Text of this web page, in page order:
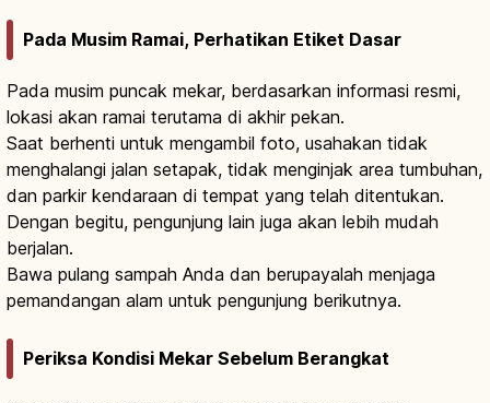
Pada Musim Ramai, Perhatikan Etiket Dasar
Pada musim puncak mekar, berdasarkan informasi resmi,
lokasi akan ramai terutama di akhir pekan.
Saat berhenti untuk mengambil foto, usahakan tidak
menghalangi jalan setapak, tidak menginjak area tumbuhan,
dan parkir kendaraan di tempat yang telah ditentukan.
Dengan begitu, pengunjung lain juga akan lebih mudah
berjalan.
Bawa pulang sampah Anda dan berupayalah menjaga
pemandangan alam untuk pengunjung berikutnya.
Periksa Kondisi Mekar Sebelum Berangkat